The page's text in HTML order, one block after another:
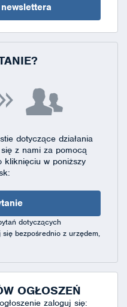
dotyczące działania
z nami za pomocą
w poniższy
dotyczących
bezpośrednio z urzędem,
OGŁOSZEŃ
zaloguj się: